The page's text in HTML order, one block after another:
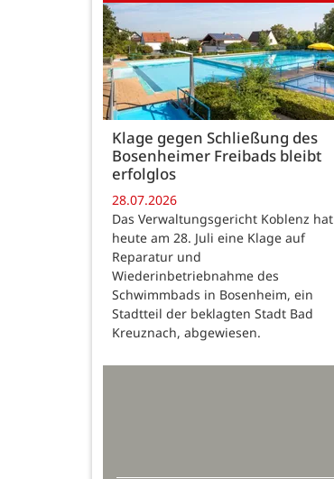
Klage gegen Schließung des
Bosenheimer Freibads bleibt
erfolglos
28.07.2026
Das Verwaltungsgericht Koblenz hat
heute am 28. Juli eine Klage auf
Reparatur und
Wiederinbetriebnahme des
Schwimmbads in Bosenheim, ein
Stadtteil der beklagten Stadt Bad
Kreuznach, abgewiesen.